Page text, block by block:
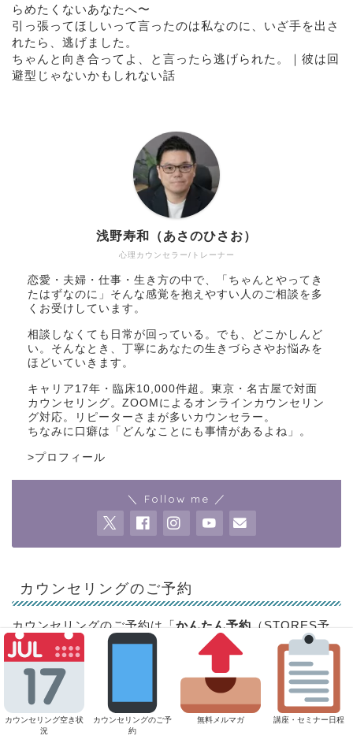
らめたくないあなたへ〜
引っ張ってほしいって言ったのは私なのに、いざ手を出さ
れたら、逃げました。
ちゃんと向き合ってよ、と言ったら逃げられた。｜彼は回
避型じゃないかもしれない話
心理カウンセラー/トレーナー
浅野寿和（あさのひさお）
恋愛・夫婦・仕事・生き方の中で、「ちゃんとやってき
たはずなのに」そんな感覚を抱えやすい人のご相談を多
くお受けしています。
相談しなくても日常が回っている。でも、どこかしんど
い。そんなとき、丁寧にあなたの生きづらさやお悩みを
ほどいていきます。
キャリア17年・臨床10,000件超。東京・名古屋で対面
カウンセリング。ZOOMによるオンラインカウンセリン
グ対応。リピーターさまが多いカウンセラー。
ちなみに口癖は「どんなことにも事情があるよね」。
>プロフィール
＼ Follow me ／
カウンセリングのご予約
カウンセリングのご予約は「かんたん予約 （STORES予
約）」で受け付けております。
＞カウンセリングのご案内はこちら
カウンセリング空き状
況
カウンセリングのご予
約
無料メルマガ 講座・セミナー日程